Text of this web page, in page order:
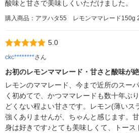
酸味と甘さで美味しくいただけました。
購入商品：アヲハタ55 レモンママレード
5.0
ckc********さん
お初のレモンママレード・甘さと酸味が
レモンのママレード、今まで近所のスー
く初めてで、かつママレードも数十年ぶ
どくない程よい甘さです。レモン(薄いス
強くありませんが、ちゃんと感じます。
身は好きです♪とても美味しくて、トー